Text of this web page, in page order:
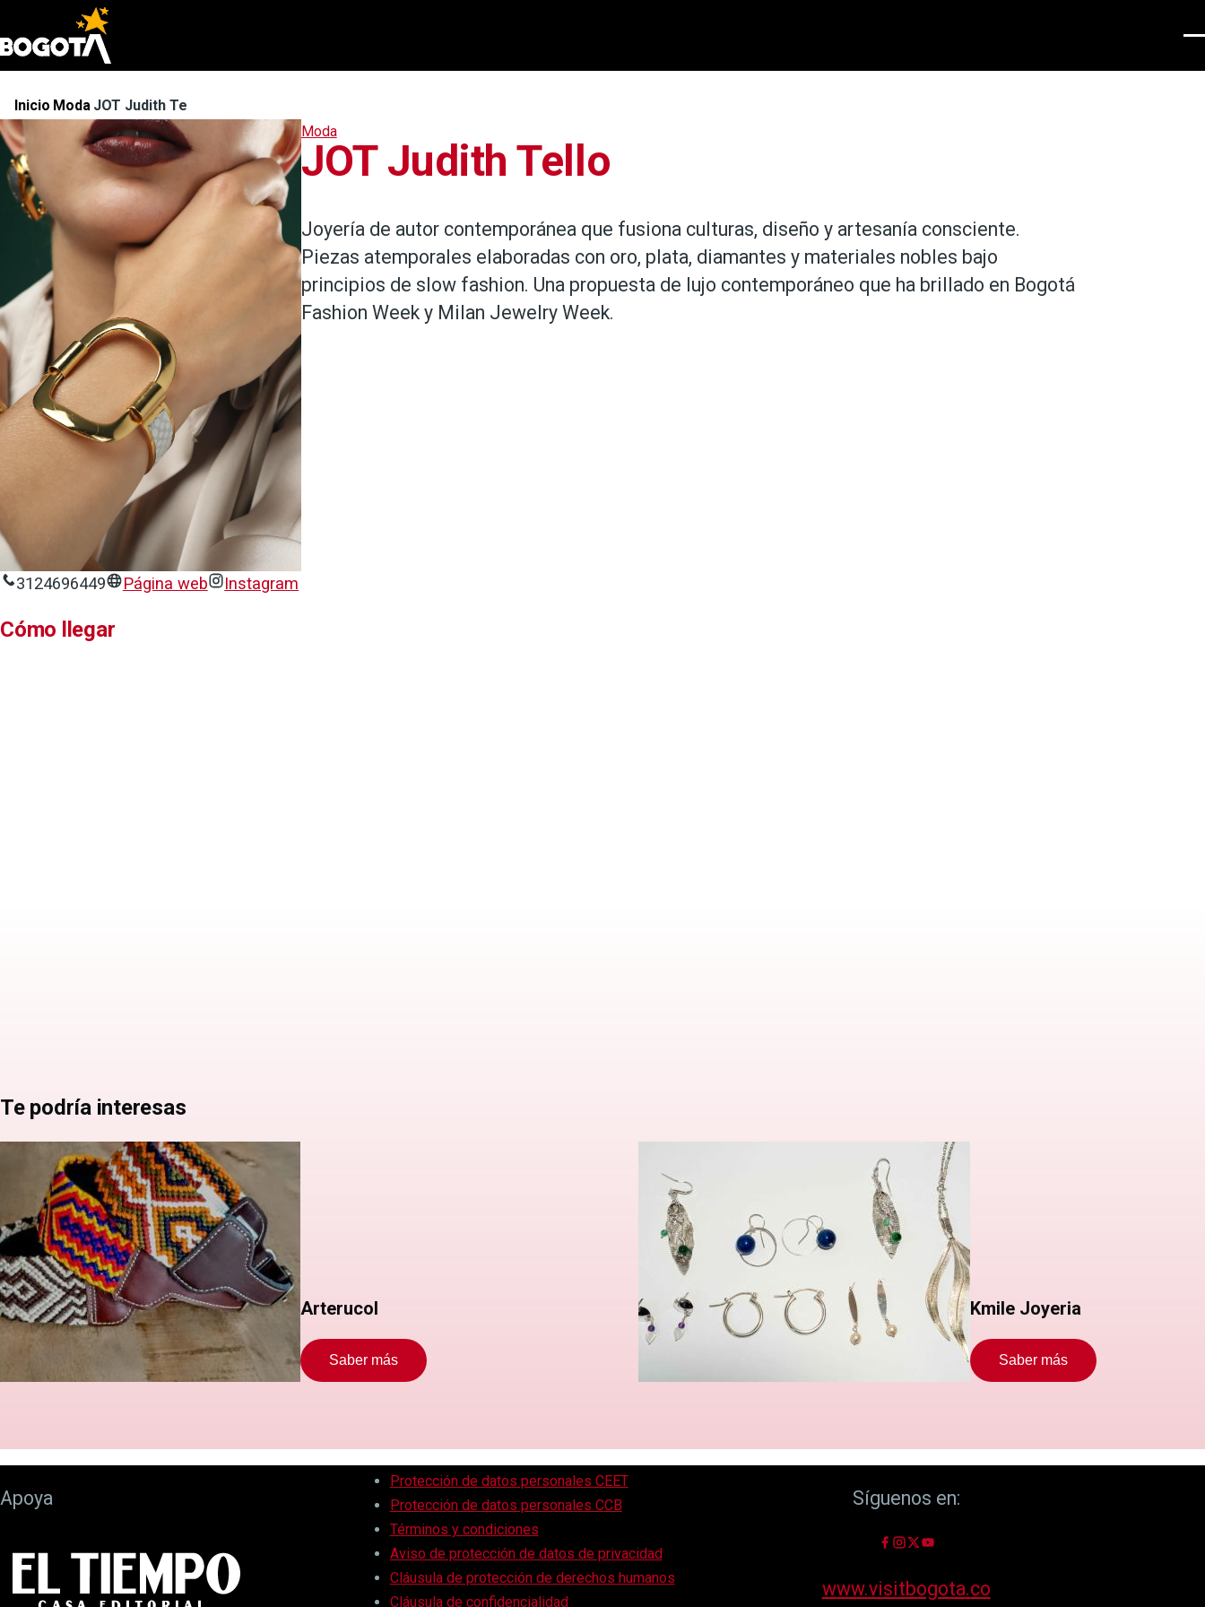
Pasar al contenido principal
Ruta
de
navegación
Inicio Moda JOT Judith Tello
Moda
JOT Judith Tello
Joyería de autor contemporánea que fusiona culturas, diseño y artesanía consciente.
Piezas atemporales elaboradas con oro, plata, diamantes y materiales nobles bajo
principios de slow fashion. Una propuesta de lujo contemporáneo que ha brillado en Bogotá
Fashion Week y Milan Jewelry Week.
3124696449 Página web Instagram
Cómo llegar
Te podría interesas
Arterucol
Saber más
Kmile Joyeria
Saber más
Apoya
Protección de datos personales CEET
Protección de datos personales CCB
Términos y condiciones
Aviso de protección de datos de privacidad
Cláusula de protección de derechos humanos
Cláusula de confidencialidad
Síguenos en:
www.visitbogota.co